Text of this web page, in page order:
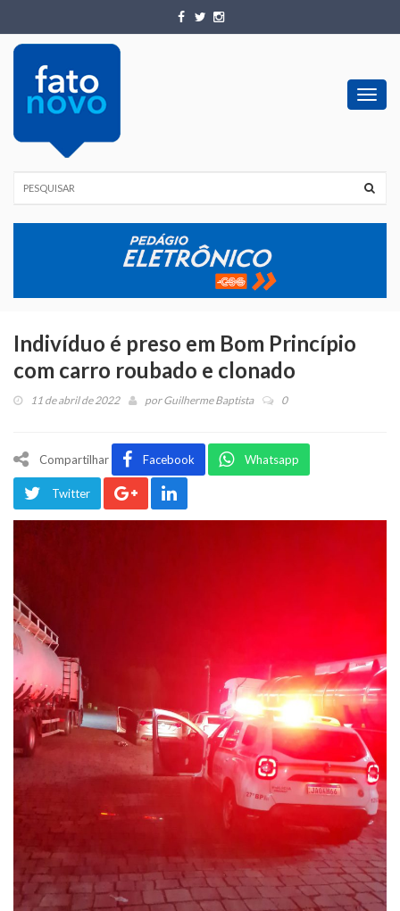
Indivíduo é preso em Bom Princípio
com carro roubado e clonado
11 de abril de 2022 porGuilherme Baptista 0
Compartilhar Facebook Whatsapp
Twitter